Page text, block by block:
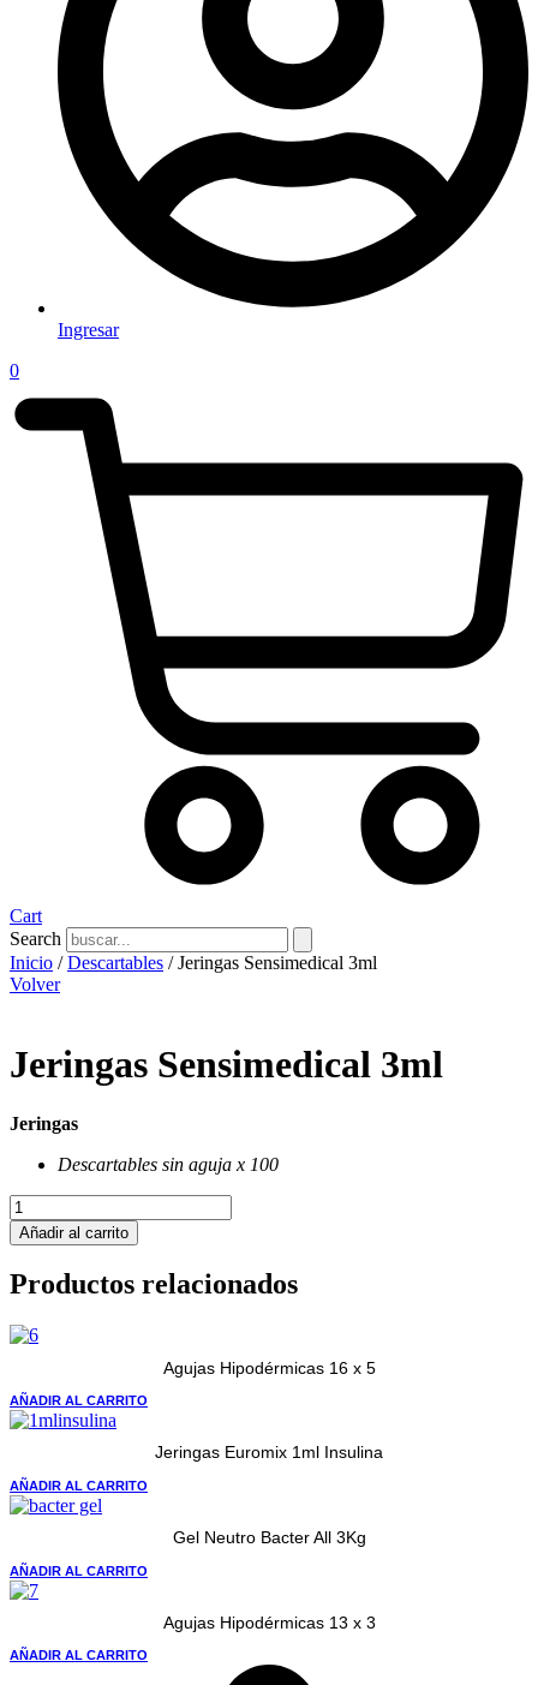
Ingresar
0
Cart
Search
Inicio /Descartables / Jeringas Sensimedical 3ml
Volver
Jeringas Sensimedical 3ml
Jeringas
Descartables sin aguja x 100
Jeringas
Sensimedical
3ml
cantidad
Añadir al carrito
Productos relacionados
Agujas Hipodérmicas 16 x 5
AÑADIR AL CARRITO
Jeringas Euromix 1ml Insulina
AÑADIR AL CARRITO
Gel Neutro Bacter All 3Kg
AÑADIR AL CARRITO
Agujas Hipodérmicas 13 x 3
AÑADIR AL CARRITO